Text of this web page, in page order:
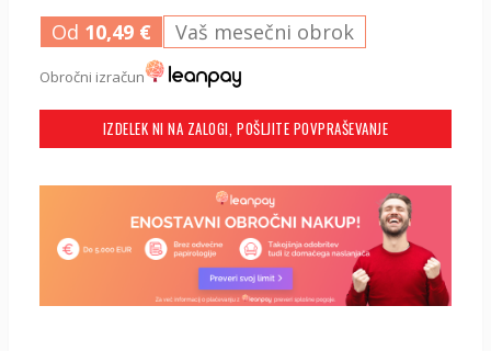
Od 10,49 € Vaš mesečni obrok
Obročni izračun
IZDELEK NI NA ZALOGI, POŠLJITE POVPRAŠEVANJE